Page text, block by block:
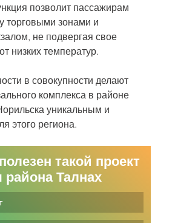
позволит пассажирам
торговыми зонами и
не подвергая свое
низких температур.
в совокупности делают
комплекса в районе
уникальным и
этого региона.
такой проект
района Талнах